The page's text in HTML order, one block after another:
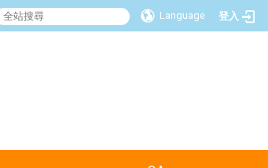
Language 登入